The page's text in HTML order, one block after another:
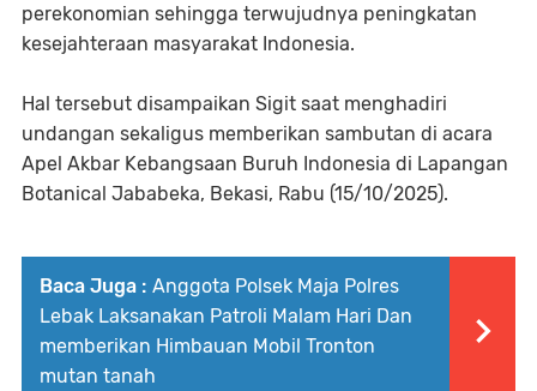
perekonomian sehingga terwujudnya peningkatan
kesejahteraan masyarakat Indonesia.
Hal tersebut disampaikan Sigit saat menghadiri
undangan sekaligus memberikan sambutan di acara
Apel Akbar Kebangsaan Buruh Indonesia di Lapangan
Botanical Jababeka, Bekasi, Rabu (15/10/2025).
Baca Juga : Anggota Polsek Maja Polres
Lebak Laksanakan Patroli Malam Hari Dan
memberikan Himbauan Mobil Tronton
mutan tanah